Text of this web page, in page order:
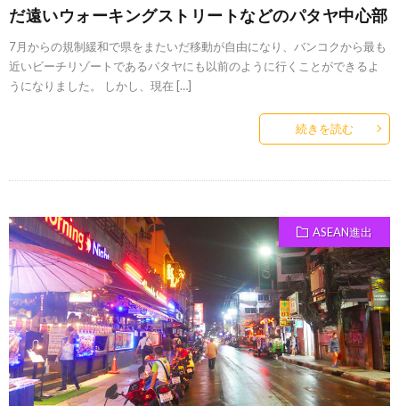
だ遠いウォーキングストリートなどのパタヤ中心部
7月からの規制緩和で県をまたいだ移動が自由になり、バンコクから最も
近いビーチリゾートであるパタヤにも以前のように行くことができるよ
うになりました。 しかし、現在 […]
続きを読む
ASEAN進出